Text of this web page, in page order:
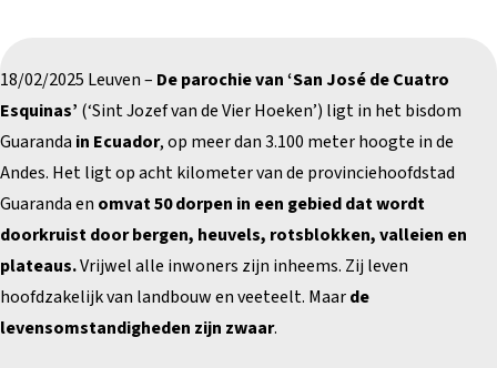
18/02/2025 Leuven – De parochie van ‘San José de Cuatro
Esquinas’ (‘Sint Jozef van de Vier Hoeken’) ligt in het bisdom
Guaranda in Ecuador, op meer dan 3.100 meter hoogte in de
Andes. Het ligt op acht kilometer van de provinciehoofdstad
Guaranda en omvat 50 dorpen in een gebied dat wordt
doorkruist door bergen, heuvels, rotsblokken, valleien en
plateaus.Vrijwel alle inwoners zijn inheems. Zij leven
hoofdzakelijk van landbouw en veeteelt. Maarde
levensomstandigheden zijn zwaar.